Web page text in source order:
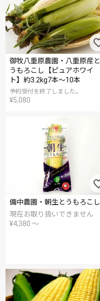
御牧八重原農園・八重原産と
うもろこし【ピュアホワイ
ト】約3.2kg7本～10本
予約受付を終了しました。
¥5,080
備中農園・朝生とうもろこし
現在お取り扱いできません
¥4,380 〜